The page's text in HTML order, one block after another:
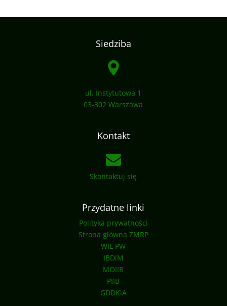
Siedziba
ul. Instytutowa 1
03-302 Warszawa
Kontakt
Skontaktuj się
Przydatne linki
Polityka prywatności
Strona główna ZMRP
WIL PW
IBDiM
MOIIB
PIIB
GDDKiA